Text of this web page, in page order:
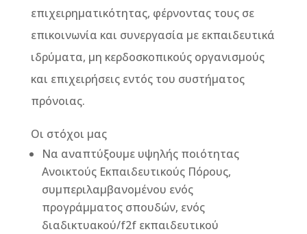
επιχειρηματικότητας, φέρνοντας τους σε
επικοινωνία και συνεργασία με εκπαιδευτικά
ιδρύματα, μη κερδοσκοπικούς οργανισμούς
και επιχειρήσεις εντός του συστήματος
πρόνοιας.
Οι στόχοι μας
Να αναπτύξουμε υψηλής ποιότητας
Ανοικτούς Εκπαιδευτικούς Πόρους,
συμπεριλαμβανομένου ενός
προγράμματος σπουδών, ενός
διαδικτυακού/f2f εκπαιδευτικού